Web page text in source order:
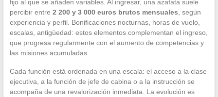
fijo al que se añaden variables. Al ingresar, una azafata suele
percibir entre 2 200 y 3 000 euros brutos mensuales , según
experiencia y perfil. Bonificaciones nocturnas, horas de vuelo,
escalas, antigüedad: estos elementos complementan el ingreso,
que progresa regularmente con el aumento de competencias y
las misiones acumuladas.
Cada función está ordenada en una escala: el acceso a la clase
ejecutiva, a la función de jefe de cabina o a la instrucción se
acompaña de una revalorización inmediata. La evolución es